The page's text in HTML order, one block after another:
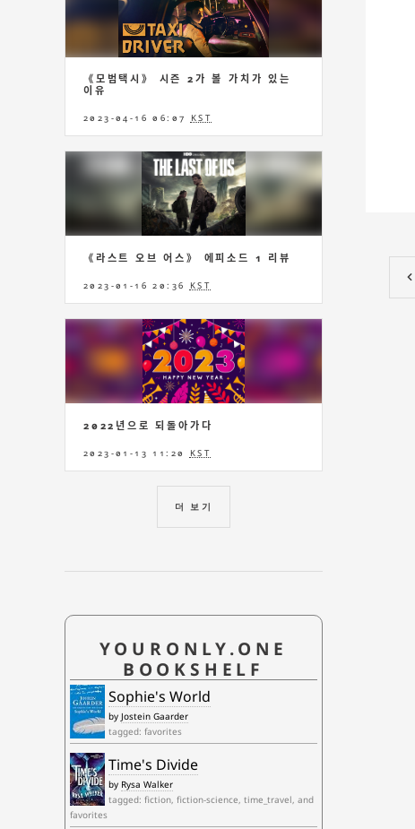
《모범택시》 시즌 2가 볼 가치가 있는
이유
2023-04-16 06:07 KST
《라스트 오브 어스》 에피소드 1 리뷰
2023-01-16 20:36 KST
2022년으로 되돌아가다
2023-01-13 11:20 KST
더 보기
YOURONLY.ONE
BOOKSHELF
Sophie's World
by Jostein Gaarder
tagged: favorites
Time's Divide
by Rysa Walker
tagged: fiction, fiction-science, time_travel, and
favorites